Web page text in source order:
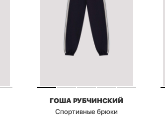
ГОША РУБЧИНСКИЙ
Спортивные брюки